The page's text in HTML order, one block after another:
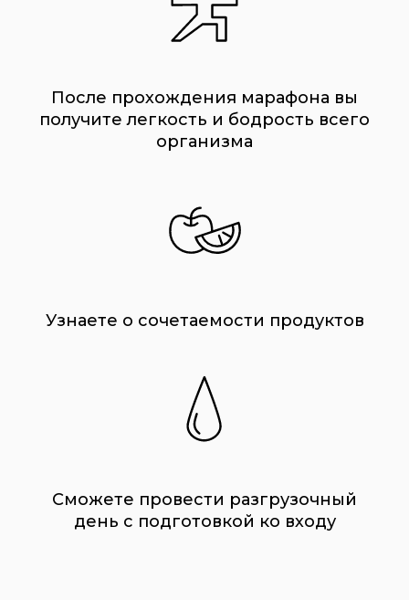
После прохождения марафона вы
получите легкость и бодрость всего
организма
Узнаете о сочетаемости продуктов
Сможете провести разгрузочный
день с подготовкой ко входу